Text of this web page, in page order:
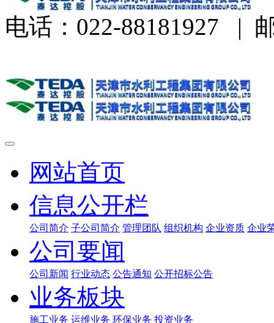
电话：022-88181927 |
网站首页
信息公开栏
公司简介 子公司简介 管理团队 组织机构 企业资质 企业
公司要闻
公司新闻 行业动态 公告通知 公开招标公告
业务板块
施工业务 运维业务 环保业务 投资业务